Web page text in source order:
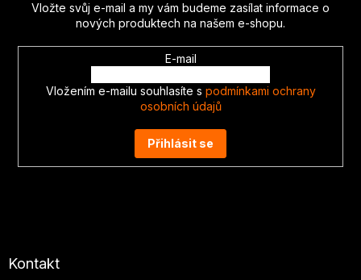
Vložte svůj e-mail a my vám budeme zasílat informace o
nových produktech na našem e-shopu.
E-mail
Vložením e-mailu souhlasíte s podmínkami ochrany
osobních údajů
Přihlásit se
Kontakt